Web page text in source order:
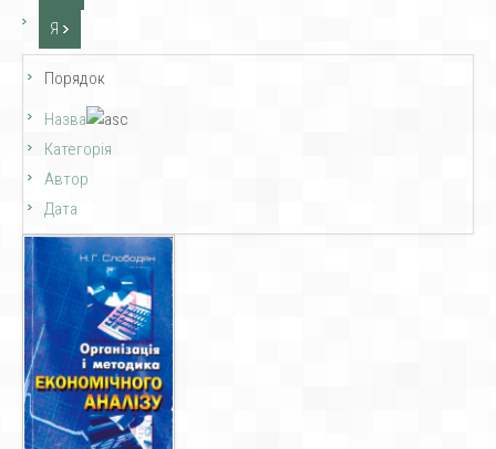
Я
Порядок
Назва
Категорія
Автор
Дата